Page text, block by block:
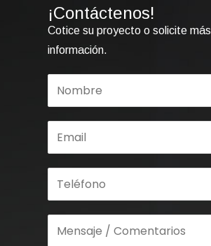
¡Contáctenos!
Cotice su proyecto o solicite más
información.